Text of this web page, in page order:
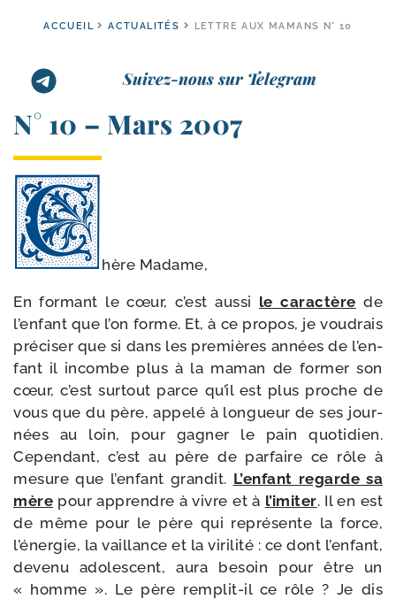
ACCUEIL ACTUALITÉS LETTRE AUX MAMANS N° 10
Suivez-nous sur Telegram
N° 10 – Mars 2007
hère Madame,
En for­mant le cœur, c’est aus­si le carac­tère de
l’en­fant que l’on forme. Et, à ce pro­pos, je vou­drais
pré­ci­ser que si dans les pre­mières années de l’en­
fant il incombe plus à la maman de for­mer son
cœur, c’est sur­tout parce qu’il est plus proche de
vous que du père, appe­lé à lon­gueur de ses jour­
nées au loin, pour gagner le pain quo­ti­dien.
Cependant, c’est au père de par­faire ce rôle à
mesure que l’en­fant gran­dit. L’enfant regarde sa
mère pour apprendre à vivre et à l’i­mi­ter. Il en est
de même pour le père qui repré­sente la force,
l’éner­gie, la vaillance et la viri­li­té : ce dont l’en­fant,
deve­nu ado­les­cent, aura besoin pour être un
« homme ». Le père remplit-​il ce rôle ? Je dis